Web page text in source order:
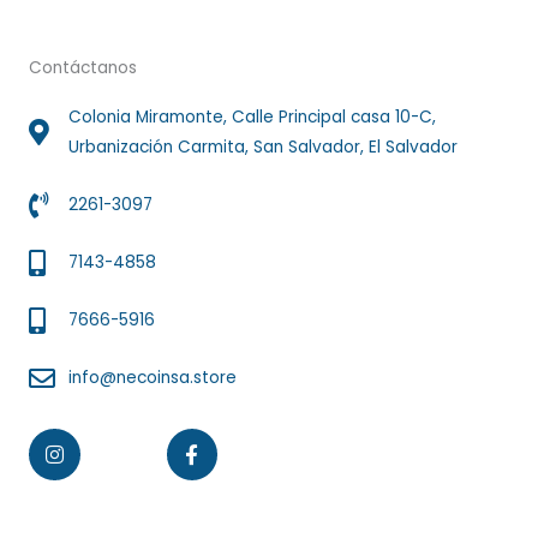
Contáctanos
Colonia Miramonte, Calle Principal casa 10-C,
Urbanización Carmita, San Salvador, El Salvador
2261-3097
7143-4858
7666-5916
info@necoinsa.store
Instagram Facebook-
f